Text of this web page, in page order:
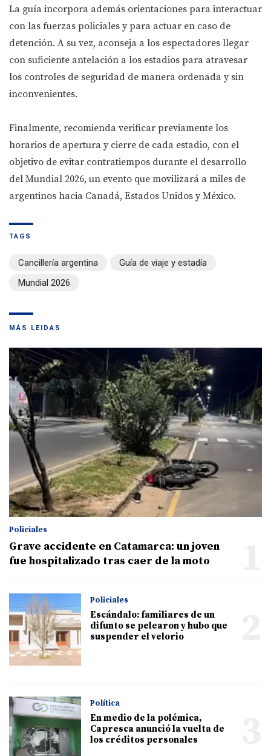
La guía incorpora además orientaciones para interactuar
con las fuerzas policiales y para actuar en caso de
detención. A su vez, aconseja a los espectadores llegar
con suficiente antelación a los estadios para atravesar
los controles de seguridad de manera ordenada y sin
inconvenientes.
Finalmente, recomienda verificar previamente los
horarios de apertura y cierre de cada estadio, con el
objetivo de evitar contratiempos durante el desarrollo
del Mundial 2026, un evento que movilizará a miles de
argentinos hacia Canadá, Estados Unidos y México.
TAGS
Cancillería argentina
Guía de viaje y estadía
Mundial 2026
MÁS LEIDAS
Policiales
Grave accidente en Catamarca: un joven
fue hospitalizado tras caer de la moto
Policiales
Escándalo: familiares de un
difunto se pelearon y hubo que
suspender el velorio
Política
En medio de la polémica,
Capresca anunció la vuelta de
los créditos personales